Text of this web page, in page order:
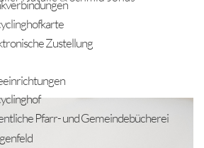
Zustellung
Pfarr- und Gemeindebücherei